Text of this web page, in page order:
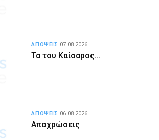
Τα του Καίσαρος…
ΑΠΟΨΕΙΣ 07.08.2026
Αποχρώσεις
ΑΠΟΨΕΙΣ 06.08.2026